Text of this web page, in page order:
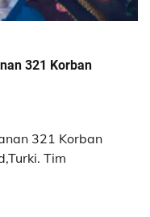
321 Korban
321 Korban
Tim